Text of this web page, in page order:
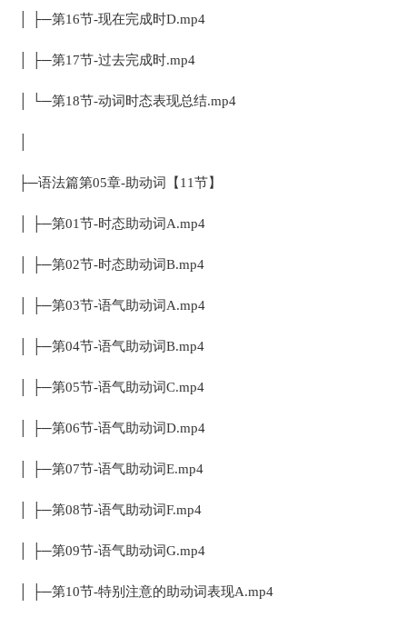
│ ├─第16节-现在完成时D.mp4
│ ├─第17节-过去完成时.mp4
│ └─第18节-动词时态表现总结.mp4
├─语法篇第05章-助动词【11节】
│ ├─第01节-时态助动词A.mp4
│ ├─第02节-时态助动词B.mp4
│ ├─第03节-语气助动词A.mp4
│ ├─第04节-语气助动词B.mp4
│ ├─第05节-语气助动词C.mp4
│ ├─第06节-语气助动词D.mp4
│ ├─第07节-语气助动词E.mp4
│ ├─第08节-语气助动词F.mp4
│ ├─第09节-语气助动词G.mp4
│ ├─第10节-特别注意的助动词表现A.mp4